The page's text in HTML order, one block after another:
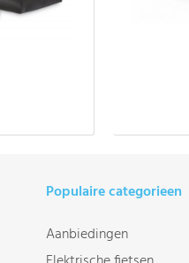
Populaire categorieen
Aanbiedingen